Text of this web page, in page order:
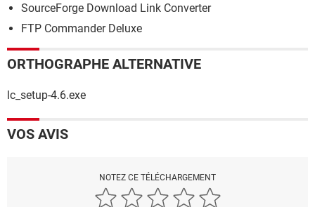
SourceForge Download Link Converter
FTP Commander Deluxe
ORTHOGRAPHE ALTERNATIVE
lc_setup-4.6.exe
VOS AVIS
NOTEZ CE TÉLÉCHARGEMENT